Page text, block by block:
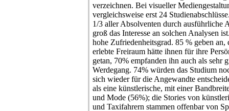
verzeichnen. Bei visueller
vergleichsweise erst 24
1/3 aller Absolventen durch ausführliche
groß das Interesse an solchen Analysen
hohe Zufriedenheitsgrad. 85 % geben an,
erlebte Freiraum hätte ihnen für ihre
getan, 70% empfanden ihn auch als sehr
Werdegang. 74% würden das Studium
sich wieder für die Angewandte
als eine künstlerische, mit einer
und Mode (56%); die Stories von
und Taxifahrern stammen offenbar von